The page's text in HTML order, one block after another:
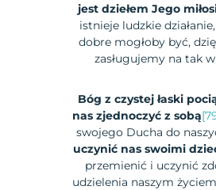
jest dziełem Jego
istnieje ludzkie
dobre mogłoby być,
zasługujemy na tak
Bóg z czystej łaski
nas zjednoczyć z sobą
swojego Ducha do
uczynić nas swoimi
przemienić i uczynić
udzielenia naszym